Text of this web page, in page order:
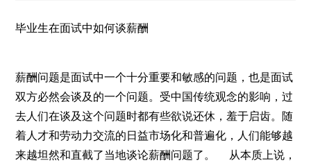
毕业生在面试中如何谈薪酬
薪酬问题是面试中一个十分重要和敏感的问题，也是面试
双方必然会谈及的一个问题。受中国传统观念的影响，过
去人们在谈及这个问题时都有些欲说还休，羞于启齿。随
着人才和劳动力交流的日益市场化和普遍化，人们能够越
来越坦然和直截了当地谈论薪酬问题了。 从本质上说，